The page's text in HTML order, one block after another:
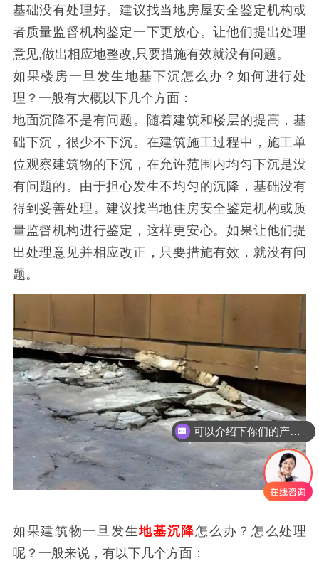
基础没有处理好。建议找当地房屋安全鉴定机构或
者质量监督机构鉴定一下更放心。让他们提出处理
意见,做出相应地整改,只要措施有效就没有问题。
如果楼房一旦发生地基下沉怎么办？如何进行处
理？一般有大概以下几个方面：
地面沉降不是有问题。随着建筑和楼层的提高，基
础下沉，很少不下沉。在建筑施工过程中，施工单
位观察建筑物的下沉，在允许范围内均匀下沉是没
有问题的。由于担心发生不均匀的沉降，基础没有
得到妥善处理。建议找当地住房安全鉴定机构或质
量监督机构进行鉴定，这样更安心。如果让他们提
出处理意见并相应改正，只要措施有效，就没有问
题。
如果建筑物一旦发生地基沉降怎么办？怎么处理
呢？一般来说，有以下几个方面：
可以介绍下你们的产品么